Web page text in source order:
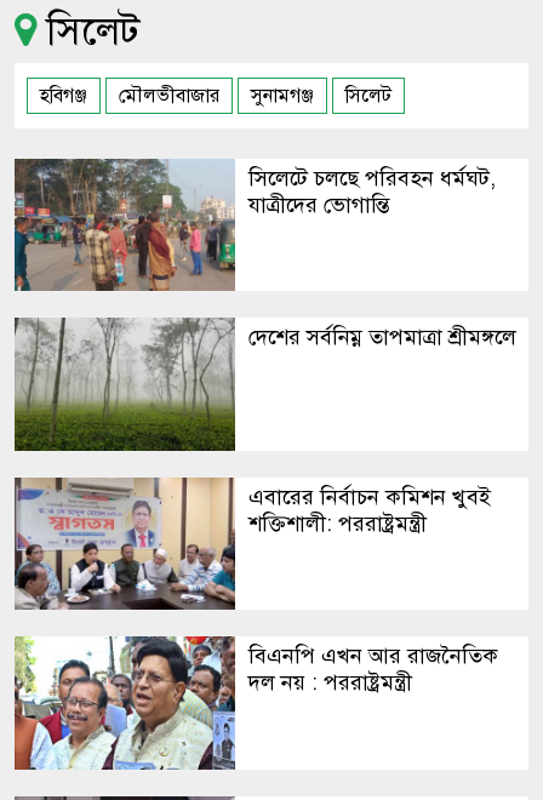
সিলেট
হবিগঞ্জ মৌলভীবাজার সুনামগঞ্জ সিলেট
সিলেটে চলছে পরিবহন ধর্মঘট,
যাত্রীদের ভোগান্তি
দেশের সর্বনিম্ন তাপমাত্রা শ্রীমঙ্গলে
এবারের নির্বাচন কমিশন খুবই
শক্তিশালী: পররাষ্ট্রমন্ত্রী
বিএনপি এখন আর রাজনৈতিক
দল নয় : পররাষ্ট্রমন্ত্রী